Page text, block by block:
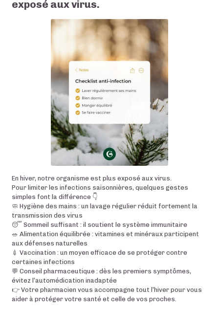
exposé aux virus.
En hiver, notre organisme est plus exposé aux virus.
Pour limiter les infections saisonnières, quelques gestes
simples font la différence 👇
🧼 Hygiène des mains : un lavage régulier réduit fortement la
transmission des virus
😴 Sommeil suffisant : il soutient le système immunitaire
🥗 Alimentation équilibrée : vitamines et minéraux participent
aux défenses naturelles
💉 Vaccination : un moyen efficace de se protéger contre
certaines infections
💬 Conseil pharmaceutique : dès les premiers symptômes,
évitez l’automédication inadaptée
👉 Votre pharmacien vous accompagne tout l’hiver pour vous
aider à protéger votre santé et celle de vos proches.